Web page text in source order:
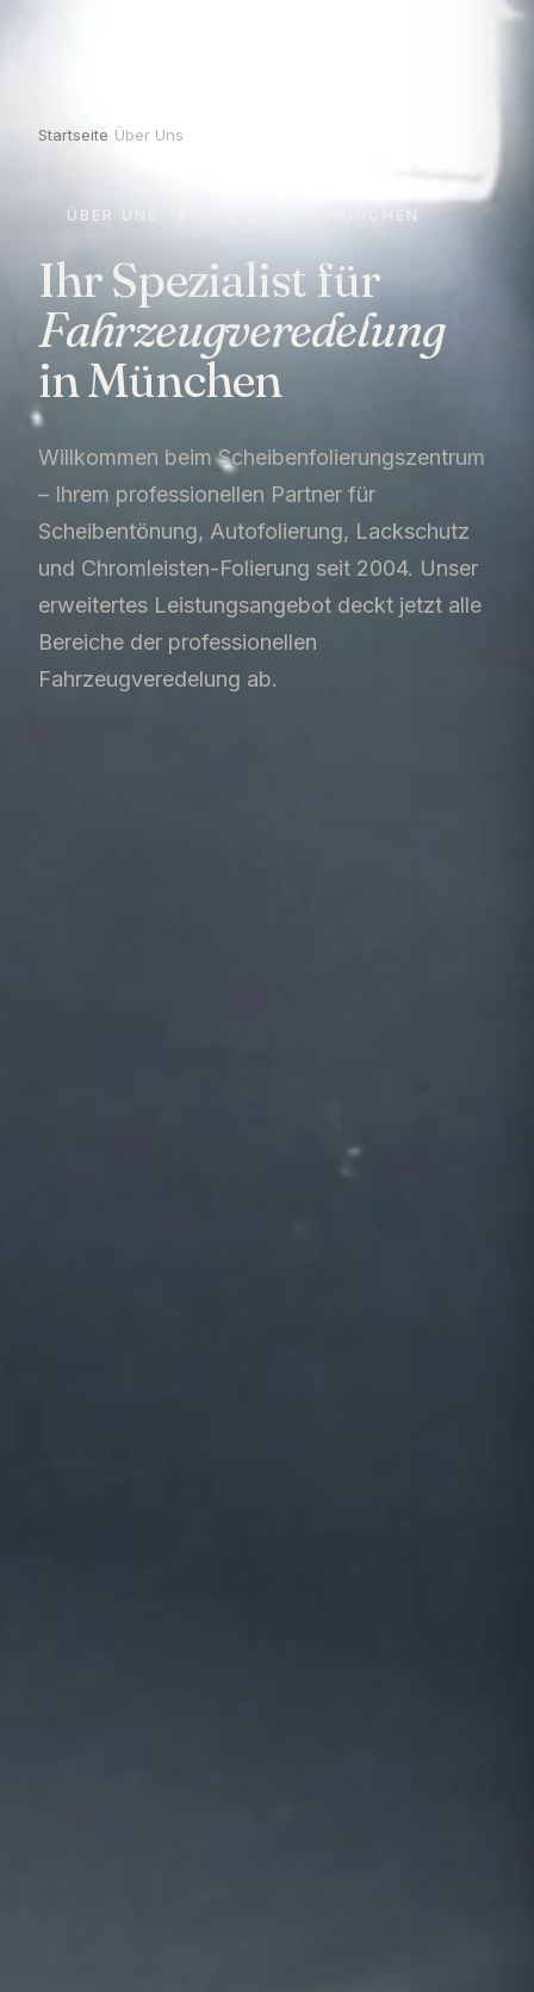
Startseite Über Uns
ÜBER UNS · KARLSFELD BEI MÜNCHEN
Ihr Spezialist für
Fahrzeugveredelung
in München
Willkommen beim Scheibenfolierungszentrum
– Ihrem professionellen Partner für
Scheibentönung, Autofolierung, Lackschutz
und Chromleisten-Folierung seit 2004. Unser
erweitertes Leistungsangebot deckt jetzt alle
Bereiche der professionellen
Fahrzeugveredelung ab.